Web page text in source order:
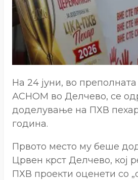
На 24 јуни, во
АСНОМ во Делчево, се
доделување на ПХВ
година.
Првото место му беше
Црвен крст Делчево, кој
ПХВ проекти оценети со